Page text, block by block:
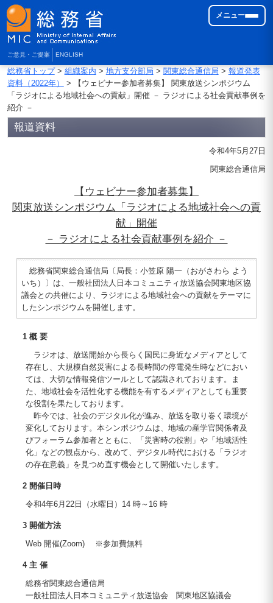
ご意見・ご提案 ENGLISH
メニュー
総務省トップ> 組織案内 > 地方支分部局 > 関東総合通信局 > 報道発表
資料（2022年）
> 【ウェビナー参加者募集】 関東放送シンポジウム
「ラジオによる地域社会への貢献」開催 － ラジオによる社会貢献事例を
紹介 －
報道資料
令和4年5月27日
関東総合通信局
【ウェビナー参加者募集】
関東放送シンポジウム「ラジオによる地域社会への貢
献」開催
－ ラジオによる社会貢献事例を紹介 －
総務省関東総合通信局〔局長：小笠原 陽一（おがさわら よう
いち）〕は、一般社団法人日本コミュニティ放送協会関東地区協
議会との共催により、ラジオによる地域社会への貢献をテーマに
したシンポジウムを開催します。
1 概 要
ラジオは、放送開始から長らく国民に身近なメディアとして
存在し、大規模自然災害による長時間の停電発生時などにおい
ては、大切な情報発信ツールとして認識されております。ま
た、地域社会を活性化する機能を有するメディアとしても重要
な役割を果たしております。
昨今では、社会のデジタル化が進み、放送を取り巻く環境が
変化しております。本シンポジウムは、地域の産学官関係者及
びフォーラム参加者とともに、「災害時の役割」や「地域活性
化」などの観点から、改めて、デジタル時代における「ラジオ
の存在意義」を見つめ直す機会として開催いたします。
2 開催日時
令和4年6月22日（水曜日）14 時～16 時
3 開催方法
Web 開催(Zoom) ※参加費無料
4 主 催
総務省関東総合通信局
一般社団法人日本コミュニティ放送協会 関東地区協議会